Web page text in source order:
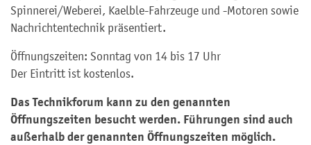
Spinnerei/Weberei, Kaelble-Fahrzeuge und -Motoren sowie
Nachrichtentechnik präsentiert.
Öffnungszeiten: Sonntag von 14 bis 17 Uhr
Der Eintritt ist kostenlos.
Das Technikforum kann zu den genannten
Öffnungszeiten besucht werden. Führungen sind auch
außerhalb der genannten Öffnungszeiten möglich.